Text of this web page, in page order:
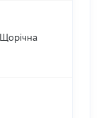
Щорічна